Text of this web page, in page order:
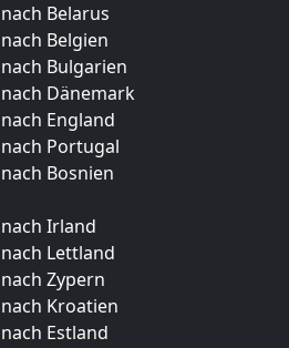
Belarus
Belgien
Bulgarien
Dänemark
England
Portugal
Bosnien
Irland
Lettland
Zypern
Kroatien
Estland